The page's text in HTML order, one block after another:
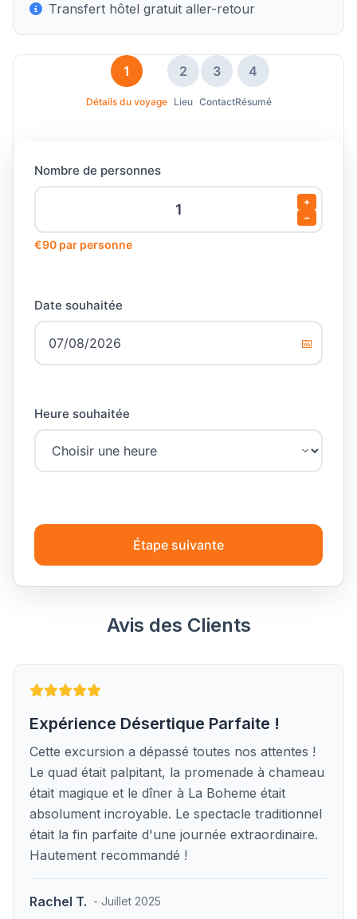
Transfert hôtel gratuit aller-retour
1
Détails du voyage
2
Lieu
3
Contact
4
Résumé
Nombre de personnes
+
−
€90 par personne
Date souhaitée
📅
Heure souhaitée
Étape suivante
Avis des Clients
Expérience Désertique Parfaite !
Cette excursion a dépassé toutes nos attentes !
Le quad était palpitant, la promenade à chameau
était magique et le dîner à La Boheme était
absolument incroyable. Le spectacle traditionnel
était la fin parfaite d'une journée extraordinaire.
Hautement recommandé !
Rachel T. - Juillet 2025